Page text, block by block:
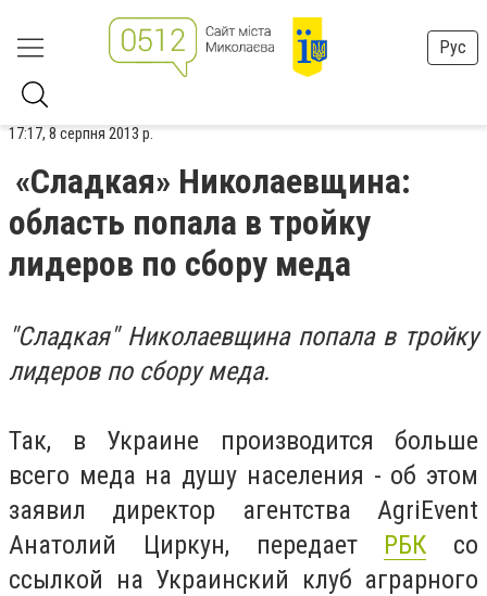
Рус
17:17, 8 серпня 2013 р.
«Сладкая» Николаевщина:
область попала в тройку
лидеров по сбору меда
"Сладкая" Николаевщина попала в тройку
лидеров по сбору меда.
Так, в Украине производится больше
всего меда на душу населения - об этом
заявил директор агентства AgriEvent
Анатолий Циркун, передает РБК со
ссылкой на Украинский клуб аграрного